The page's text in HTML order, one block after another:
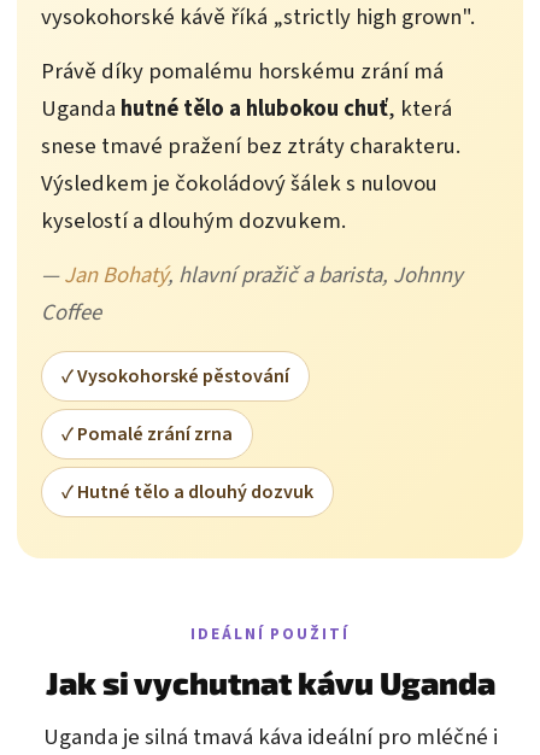
vysokohorské kávě říká „strictly high grown".
Právě díky pomalému horskému zrání má
Uganda hutné tělo a hlubokou chuť, která
snese tmavé pražení bez ztráty charakteru.
Výsledkem je čokoládový šálek s nulovou
kyselostí a dlouhým dozvukem.
—Jan Bohatý, hlavní pražič a barista, Johnny
Coffee
✓ Vysokohorské pěstování
✓ Pomalé zrání zrna
✓ Hutné tělo a dlouhý dozvuk
IDEÁLNÍ POUŽITÍ
Jak si vychutnat kávu Uganda
Uganda je silná tmavá káva ideální pro mléčné i